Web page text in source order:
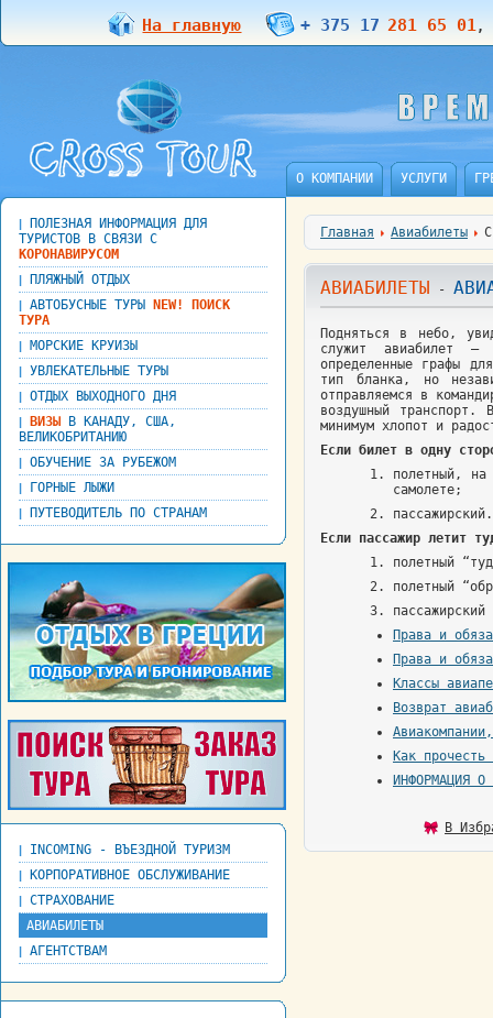
На главную + 375 17 281 65 01
О КОМПАНИИ УСЛУГИ
| ПОЛЕЗНАЯ ИНФОРМАЦИЯ ДЛЯ
ТУРИСТОВ В СВЯЗИ С
КОРОНАВИРУСОМ
| ПЛЯЖНЫЙ ОТДЫХ
| АВТОБУСНЫЕ ТУРЫ
NEW! ПОИСК
ТУРА
| МОРСКИЕ КРУИЗЫ
| УВЛЕКАТЕЛЬНЫЕ ТУРЫ
| ОТДЫХ ВЫХОДНОГО ДНЯ
| ВИЗЫ
В КАНАДУ, США,
ВЕЛИКОБРИТАНИЮ
| ОБУЧЕНИЕ ЗА РУБЕЖОМ
| ГОРНЫЕ ЛЫЖИ
| ПУТЕВОДИТЕЛЬ ПО СТРАНАМ
| INCOMING - ВЪЕЗДНОЙ ТУРИЗМ
| КОРПОРАТИВНОЕ ОБСЛУЖИВАНИЕ
| СТРАХОВАНИЕ
АВИАБИЛЕТЫ
| АГЕНТСТВАМ
Главная Авиабилеты
АВИАБИЛЕТЫ -
Подняться в небо,
служит авиабилет –
определенные графы
тип бланка, но
отправляемся в
воздушный
минимум хлопот и
Если билет в одну
полетный, на
самолете;
пассажирский.
Если пассажир летит
полетный
полетный
Права и
Права и
Классы
Возврат
Как прочесть
ИНФОРМАЦИЯ О
В